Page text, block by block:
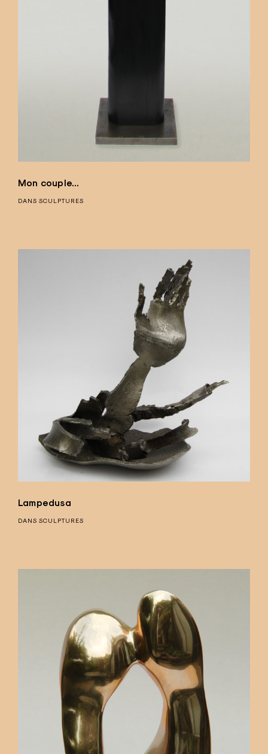
Mon couple…
DANS SCULPTURES
Lampedusa
DANS SCULPTURES